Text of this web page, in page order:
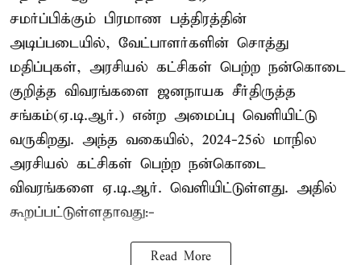
சமர்ப்பிக்கும் பிரமாண பத்திரத்தின்
அடிப்படையில், வேட்பாளர்களின் சொத்து
மதிப்புகள், அரசியல் கட்சிகள் பெற்ற நன்கொடை
குறித்த விவரங்களை ஜனநாயக சீர்திருத்த
சங்கம்(ஏ.டி.ஆர்.) என்ற அமைப்பு வெளியிட்டு
வருகிறது. அந்த வகையில், 2024-25ல் மாநில
அரசியல் கட்சிகள் பெற்ற நன்கொடை
விவரங்களை ஏ.டி.ஆர். வெளியிட்டுள்ளது. அதில்
கூறப்பட்டுள்ளதாவது:-
Read More